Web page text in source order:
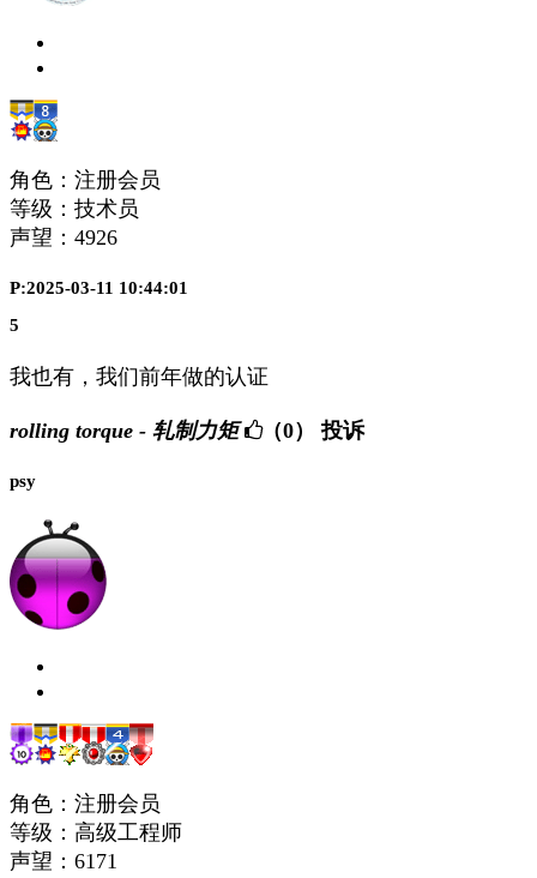
角色：注册会员
等级：技术员
声望： 4926
P:2025-03-11 10:44:01
5
我也有，我们前年做的认证
rolling torque - 轧制力矩 （0） 投诉
psy
角色：注册会员
等级：高级工程师
声望： 6171